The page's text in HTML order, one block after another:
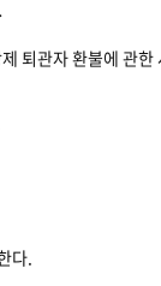
퇴관자 환불에 관한
다.